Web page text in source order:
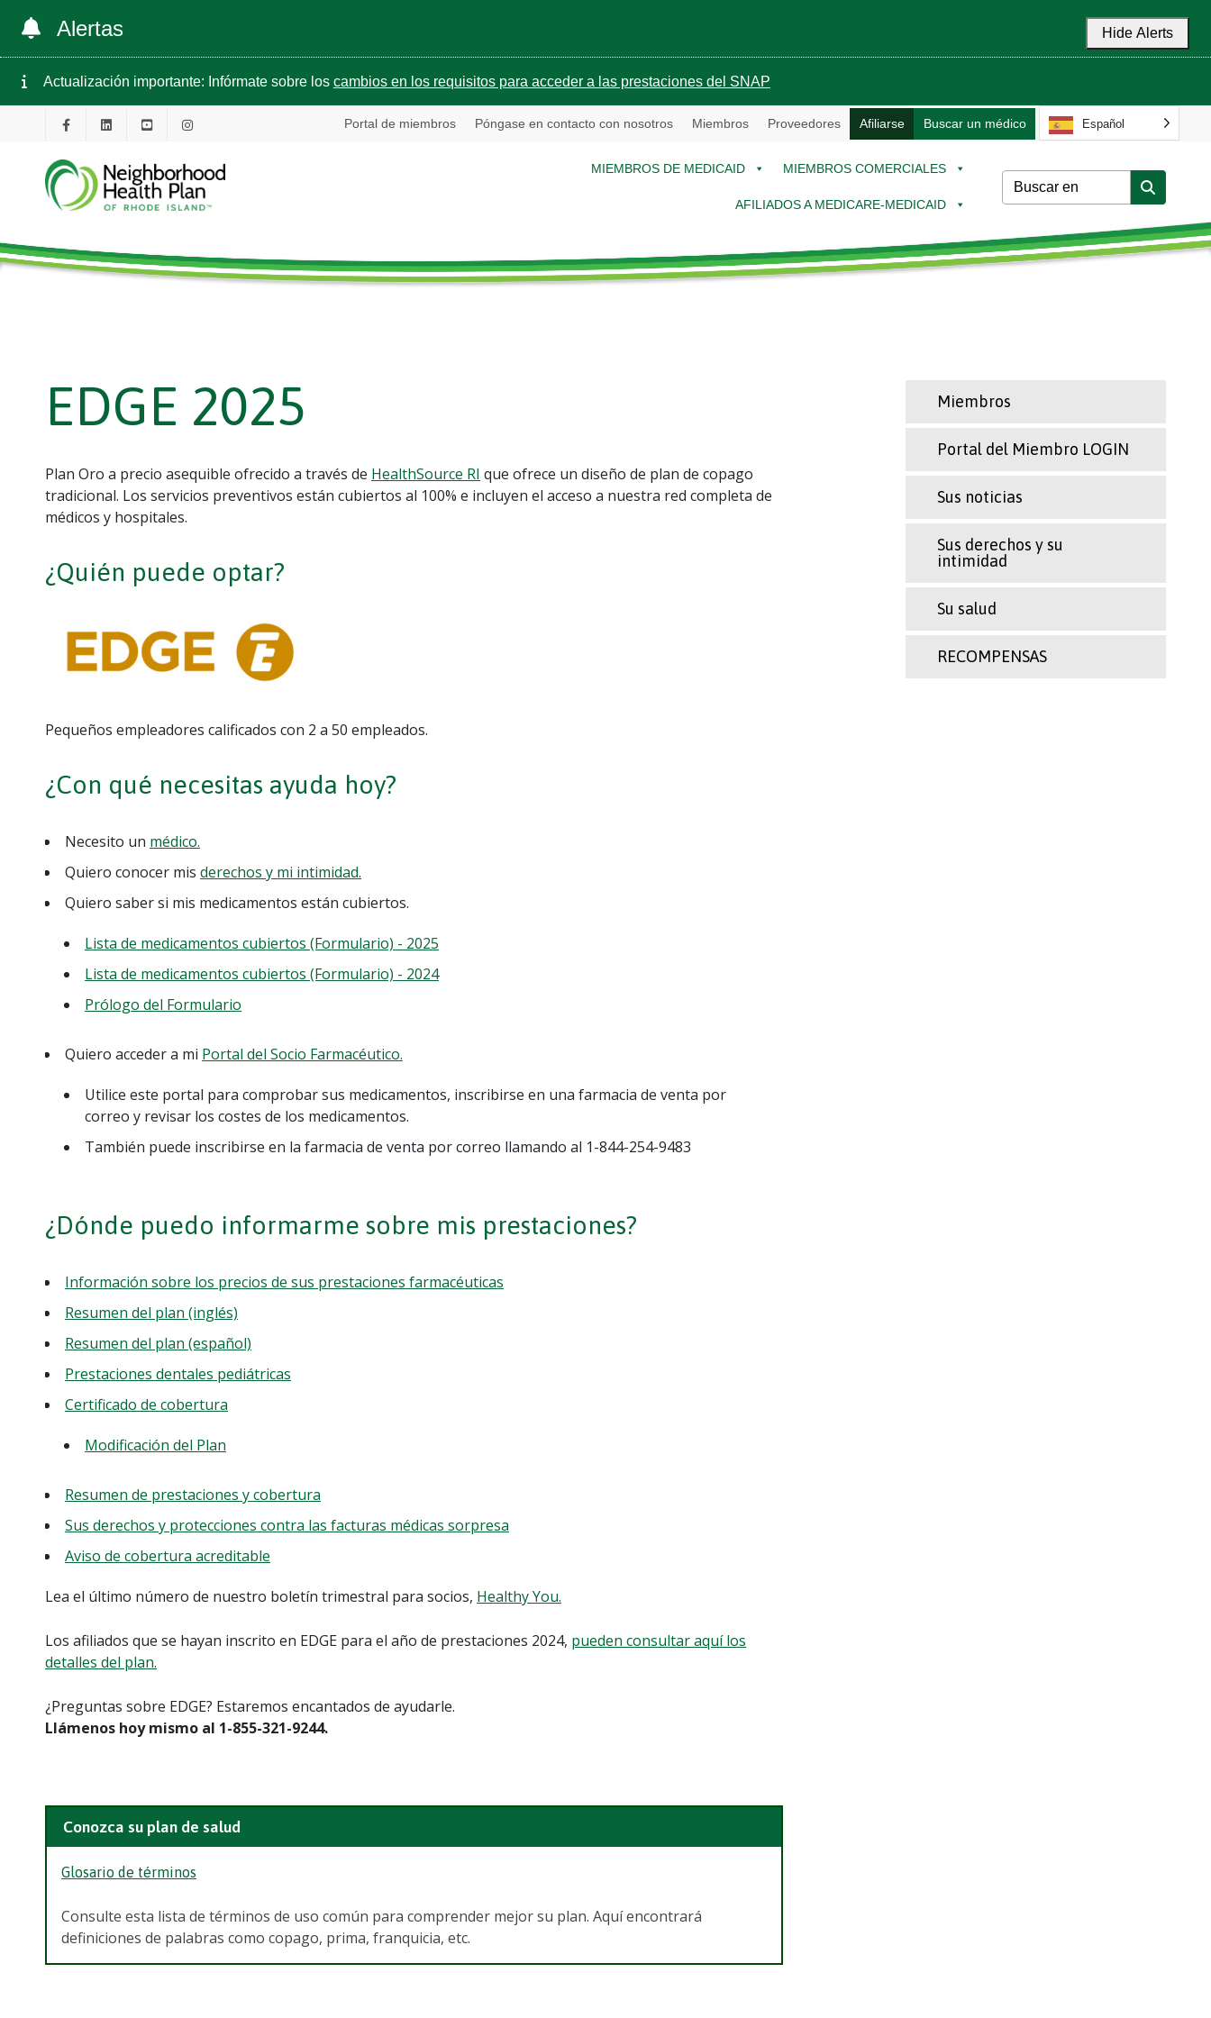
Alertas Hide Alerts
Actualización importante: Infórmate sobre los cambios en los requisitos para acceder a las prestaciones del SNAP
Portal de miembros Póngase en contacto con nosotros Miembros Proveedores Afiliarse Buscar un médico Español
MIEMBROS DE MEDICAID MIEMBROS COMERCIALES
AFILIADOS A MEDICARE-MEDICAID
EDGE 2025
Plan Oro a precio asequible ofrecido a través de HealthSource RI que ofrece un diseño de plan de copago
tradicional. Los servicios preventivos están cubiertos al 100% e incluyen el acceso a nuestra red completa de
médicos y hospitales.
¿Quién puede optar?
Pequeños empleadores calificados con 2 a 50 empleados.
¿Con qué necesitas ayuda hoy?
Necesito un médico.
Quiero conocer mis derechos y mi intimidad.
Quiero saber si mis medicamentos están cubiertos.
Lista de medicamentos cubiertos (Formulario) - 2025
Lista de medicamentos cubiertos (Formulario) - 2024
Prólogo del Formulario
Quiero acceder a mi Portal del Socio Farmacéutico.
Utilice este portal para comprobar sus medicamentos, inscribirse en una farmacia de venta por
correo y revisar los costes de los medicamentos.
También puede inscribirse en la farmacia de venta por correo llamando al 1-844-254-9483
¿Dónde puedo informarme sobre mis prestaciones?
Información sobre los precios de sus prestaciones farmacéuticas
Resumen del plan (inglés)
Resumen del plan (español)
Prestaciones dentales pediátricas
Certificado de cobertura
Modificación del Plan
Resumen de prestaciones y cobertura
Sus derechos y protecciones contra las facturas médicas sorpresa
Aviso de cobertura acreditable
Lea el último número de nuestro boletín trimestral para socios, Healthy You.
Los afiliados que se hayan inscrito en EDGE para el año de prestaciones 2024, pueden consultar aquí los
detalles del plan.
¿Preguntas sobre EDGE? Estaremos encantados de ayudarle.
Llámenos hoy mismo al 1-855-321-9244.
Conozca su plan de salud
Glosario de términos
Consulte esta lista de términos de uso común para comprender mejor su plan. Aquí encontrará
definiciones de palabras como copago, prima, franquicia, etc.
Miembros
Portal del Miembro LOGIN
Sus noticias
Sus derechos y su
intimidad
Su salud
RECOMPENSAS